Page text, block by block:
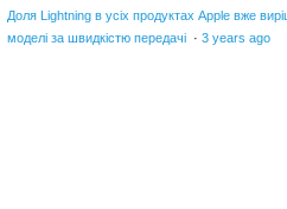
Доля Lightning в усіх продуктах Apple вже
моделі за швидкістю передачі · 3 years ago